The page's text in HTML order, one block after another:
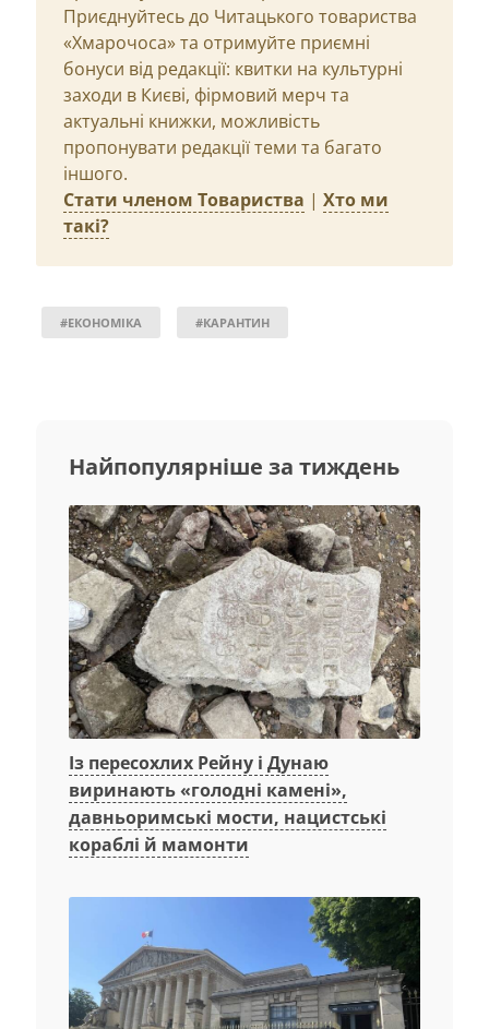
Приєднуйтесь до Читацького товариства
«Хмарочоса» та отримуйте приємні
бонуси від редакції: квитки на культурні
заходи в Києві, фірмовий мерч та
актуальні книжки, можливість
пропонувати редакції теми та багато
іншого.
Стати членом Товариства | Хто ми
такі?
#ЕКОНОМІКА #КАРАНТИН
Найпопулярніше за тиждень
Із пересохлих Рейну і Дунаю
виринають «голодні камені»,
давньоримські мости, нацистські
кораблі й мамонти